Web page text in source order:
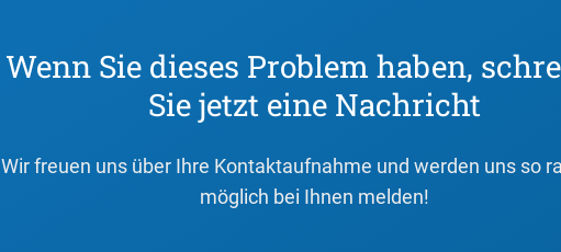
Wenn Sie dieses Problem haben,
Sie jetzt eine Nachricht
Wir freuen uns über Ihre Kontaktaufnahme und werden uns so
möglich bei Ihnen melden!